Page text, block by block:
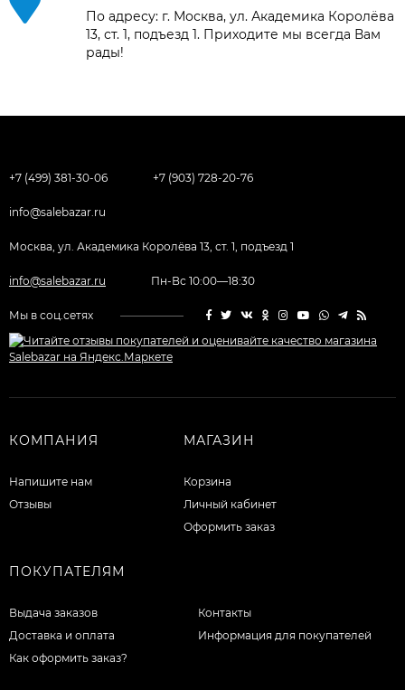
По адресу: г. Москва, ул. Академика Королёва
13, ст. 1, подъезд 1. Приходите мы всегда Вам
рады!
+7 (499) 381-30-06 +7 (903) 728-20-76
info@salebazar.ru
Москва, ул. Академика Королёва 13, ст. 1, подъезд 1
info@salebazar.ru Пн-Вс 10:00—18:30
Мы в соц.сетях
КОМПАНИЯ
Напишите нам
Отзывы
МАГАЗИН
Корзина
Личный кабинет
Оформить заказ
ПОКУПАТЕЛЯМ
Выдача заказов
Доставка и оплата
Как оформить заказ?
Контакты
Информация для покупателей